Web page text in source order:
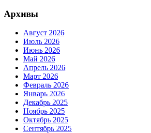
Архивы
Август 2026
Июль 2026
Июнь 2026
Май 2026
Апрель 2026
Март 2026
Февраль 2026
Январь 2026
Декабрь 2025
Ноябрь 2025
Октябрь 2025
Сентябрь 2025